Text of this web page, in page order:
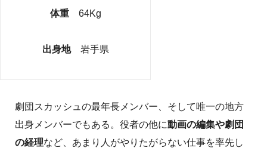
体重 64Kg
出身地 岩手県
劇団スカッシュの最年長メンバー、そして唯一の地方
出身メンバーでもある。役者の他に動画の編集や劇団
の経理など、あまり人がやりたがらない仕事を率先し